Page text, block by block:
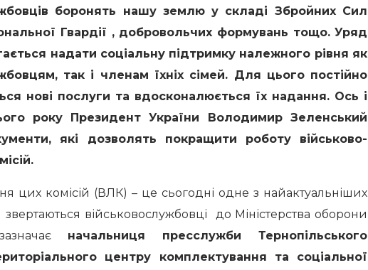
боронять нашу землю у складі Збройних Сил
Гвардії , добровольчих формувань тощо. Уряд
надати соціальну підтримку належного рівня як
так і членам їхніх сімей. Для цього постійно
нові послуги та вдосконалюється їх надання. Ось і
року Президент України Володимир Зеленський
які дозволять покращити роботу військово-
цих комісій (ВЛК) – це сьогодні одне з найактуальніших
військовослужбовці до Міністерства оборони
начальниця пресслужби Тернопільського
центру комплектування та соціальної